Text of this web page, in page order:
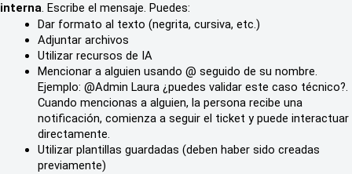
interna. Escribe el mensaje. Puedes:
Dar formato al texto (negrita, cursiva, etc.)
Adjuntar archivos
Utilizar recursos de IA
Mencionar a alguien usando @ seguido de su nombre.
Ejemplo: @Admin Laura ¿puedes validar este caso técnico?.
Cuando mencionas a alguien, la persona recibe una
notificación, comienza a seguir el ticket y puede interactuar
directamente.
Utilizar plantillas guardadas (deben haber sido creadas
previamente)